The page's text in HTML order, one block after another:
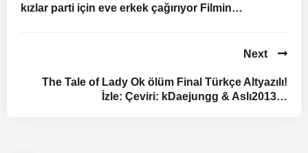
kızlar parti için eve erkek çağırıyor Filmin…
Next
The Tale of Lady Ok ölüm Final Türkçe Altyazılı!
İzle: Çeviri: kDaejungg & Aslı2013…